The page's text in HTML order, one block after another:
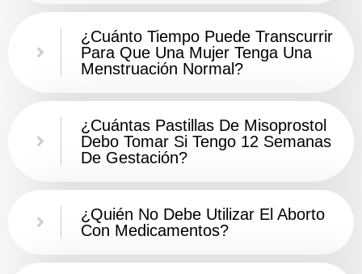
¿Cuánto Tiempo Puede Transcurrir
Para Que Una Mujer Tenga Una
Menstruación Normal?
¿Cuántas Pastillas De Misoprostol
Debo Tomar Si Tengo 12 Semanas
De Gestación?
¿Quién No Debe Utilizar El Aborto
Con Medicamentos?